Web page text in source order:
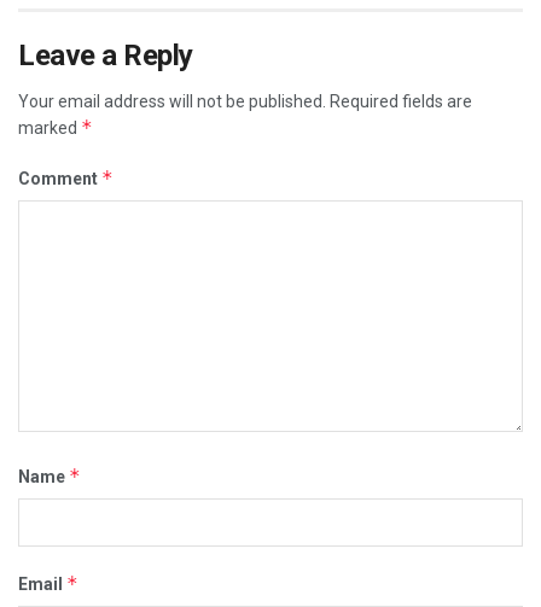
Leave a Reply
Your email address will not be published.
Required fields are
marked *
Comment *
Name *
Email *